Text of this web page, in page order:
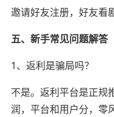
邀请好友注册，好友看
五、新手常见问题解答
1、返利是骗局吗？
不是。返利平台是正规
润，平台和用户分，零